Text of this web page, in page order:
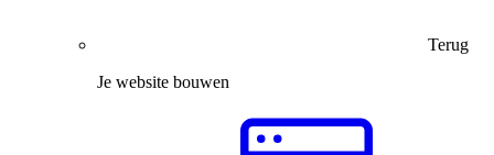
Terug
Je website bouwen